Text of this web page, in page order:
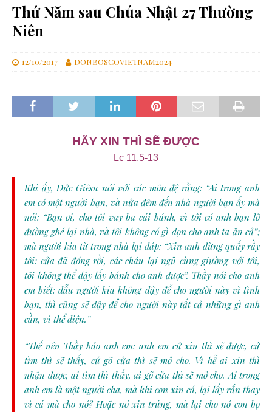
Thứ Năm sau Chúa Nhật 27 Thường
Niên
12/10/2017 DONBOSCOVIETNAM2024
HÃY XIN THÌ SẼ ĐƯỢC
Lc 11,5-13
Khi ấy, Ðức Giêsu nói với các môn đệ rằng: “Ai trong anh
em có một người bạn, và nửa đêm đến nhà người bạn ấy mà
nói: “Bạn ơi, cho tôi vay ba cái bánh, vì tôi có anh bạn lỡ
đường ghé lại nhà, và tôi không có gì dọn cho anh ta ăn cả”;
mà người kia từ trong nhà lại đáp: “Xin anh đừng quấy rầy
tôi: cửa đã đóng rồi, các cháu lại ngủ cùng giường với tôi,
tôi không thể dậy lấy bánh cho anh được”. Thầy nói cho anh
em biết: dẫu người kia không dậy để cho người này vì tình
bạn, thì cũng sẽ dậy để cho người này tất cả những gì anh
cần, vì thể diện.”
“Thế nên Thầy bảo anh em: anh em cứ xin thì sẽ được, cứ
tìm thì sẽ thấy, cứ gõ cửa thì sẽ mở cho. Vì hễ ai xin thì
nhận được, ai tìm thì thấy, ai gõ cửa thì sẽ mở cho. Ai trong
anh em là một người cha, mà khi con xin cá, lại lấy rắn thay
vì cá mà cho nó? Hoặc nó xin trứng, mà lại cho nó con bọ